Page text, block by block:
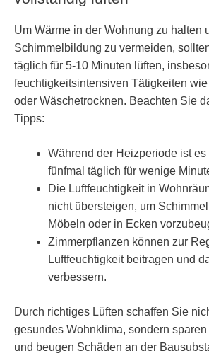
Um Wärme in der Wohnung zu halten
Schimmelbildung zu vermeiden,
täglich für 5-10 Minuten lüften,
feuchtigkeitsintensiven Tätigkeiten
oder Wäschetrocknen. Beachten Sie
Tipps:
Während der Heizperiode ist es
fünfmal täglich für wenige
Die Luftfeuchtigkeit in
nicht übersteigen, um
Möbeln oder in Ecken
Zimmerpflanzen können zur
Luftfeuchtigkeit beitragen und
verbessern.
Durch richtiges Lüften schaffen Sie
gesundes Wohnklima, sondern
und beugen Schäden an der